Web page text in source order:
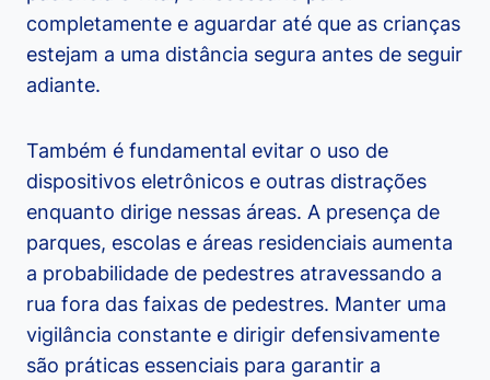
completamente e aguardar até que as crianças
estejam a uma distância segura antes de seguir
adiante.
Também é fundamental evitar o uso de
dispositivos eletrônicos e outras distrações
enquanto dirige nessas áreas. A presença de
parques, escolas e áreas residenciais aumenta
a probabilidade de pedestres atravessando a
rua fora das faixas de pedestres. Manter uma
vigilância constante e dirigir defensivamente
são práticas essenciais para garantir a